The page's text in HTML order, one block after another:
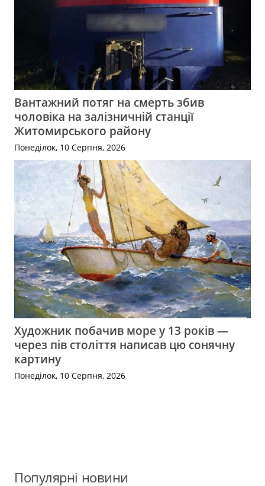
Вантажний потяг на смерть збив
чоловіка на залізничній станції
Житомирського району
Понеділок, 10 Серпня, 2026
Художник побачив море у 13 років —
через пів століття написав цю сонячну
картину
Понеділок, 10 Серпня, 2026
Популярні новини